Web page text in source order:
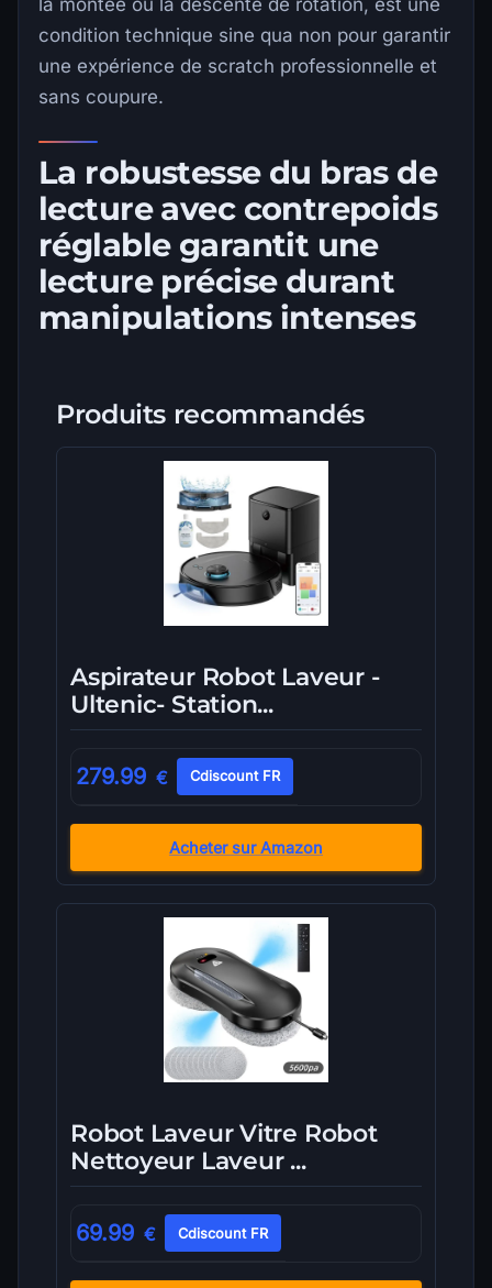
la montée ou la descente de rotation, est une
condition technique sine qua non pour garantir
une expérience de scratch professionnelle et
sans coupure.
La robustesse du bras de
lecture avec contrepoids
réglable garantit une
lecture précise durant
manipulations intenses
Produits recommandés
Aspirateur Robot Laveur -
Ultenic- Station...
279.99 € Cdiscount FR
Acheter sur Amazon
Robot Laveur Vitre Robot
Nettoyeur Laveur ...
69.99 € Cdiscount FR